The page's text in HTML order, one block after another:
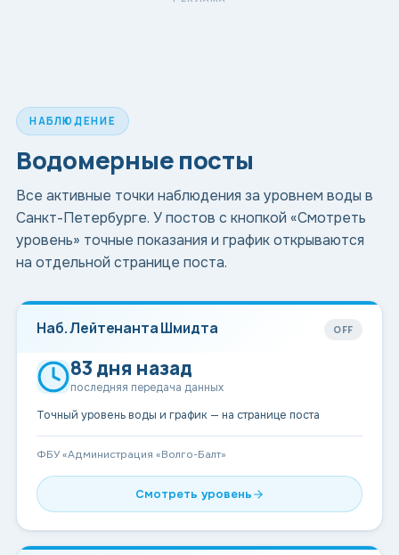
НАБЛЮДЕНИЕ
Водомерные посты
Все активные точки наблюдения за уровнем воды в
Санкт-Петербурге. У постов с кнопкой «Смотреть
уровень» точные показания и график открываются
на отдельной странице поста.
Наб. Лейтенанта Шмидта OFF
83 дня назад
последняя передача данных
Точный уровень воды и график — на странице поста
ФБУ «Администрация «Волго-Балт»
Смотреть уровень